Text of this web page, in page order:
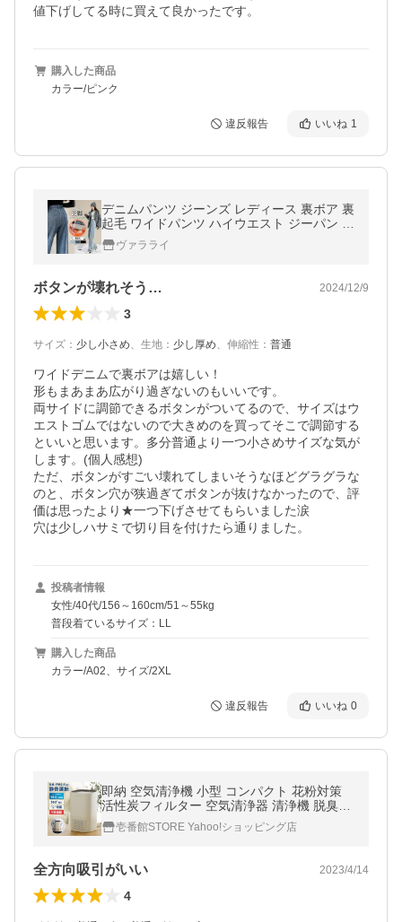
値下げしてる時に買えて良かったです。
購入した商品
カラー/ピンク
違反報告 いいね 1
デニムパンツ ジーンズ レディース 裏ボア 裏
起毛 ワイドパンツ ハイウエスト ジーパン ロ
ングパンツ カジュアル ボトムス ズボン ワイ
ド 着痩せ 伸縮性
ヴァラライ
ボタンが壊れそう… 2024/12/9
3
サイズ ： 少し小さめ、 生地 ： 少し厚め、 伸縮性 ： 普通
ワイドデニムで裏ボアは嬉しい！
形もまあまあ広がり過ぎないのもいいです。
両サイドに調節できるボタンがついてるので、サイズはウ
エストゴムではないので大きめのを買ってそこで調節する
といいと思います。多分普通より一つ小さめサイズな気が
します。(個人感想)
ただ、ボタンがすごい壊れてしまいそうなほどグラグラな
のと、ボタン穴が狭過ぎてボタンが抜けなかったので、評
価は思ったより★一つ下げさせてもらいました涙
投稿者情報
女性/40代/156～160cm/51～55kg
普段着ているサイズ：LL
購入した商品
カラー/A02、サイズ/2XL
違反報告 いいね 0
即納 空気清浄機 小型 コンパクト 花粉対策
活性炭フィルター 空気清浄器 清浄機 脱臭機
360° 全方位 コロナ おしゃれ 静音 ほこり 花
粉 PM2.5 ハウスダスト
壱番館STORE Yahoo!ショッピング店
全方向吸引がいい 2023/4/14
4